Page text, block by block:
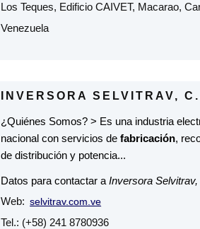
Los Teques, Edificio CAIVET, Macarao,
Venezuela
INVERSORA SELVITRAV,
¿Quiénes Somos? > Es una industria
nacional con servicios de fabricación,
de distribución y potencia...
Datos para contactar a Inversora Selvitrav,
Web: selvitrav.com.ve
Tel.: (+58) 241 8780936